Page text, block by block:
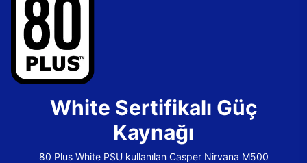
White Sertifikalı Güç
Kaynağı
80 Plus White PSU kullanılan Casper Nirvana M500